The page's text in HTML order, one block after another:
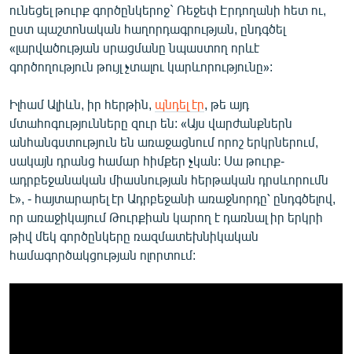
ունեցել թուրք գործընկերոջ` Ռեջեփ Էրդողանի հետ ու,
ըստ պաշտոնական հաղորդագրության, ընդգծել
«լարվածության սրացմանը նպաստող որևէ
գործողություն թույլ չտալու կարևորությունը»:
Իլհամ Ալիևն, իր հերթին, պնդել էր , թե այդ
մտահոգությունները զուր են: «Այս վարժանքներն
անհանգստություն են առաջացնում որոշ երկրներում,
սակայն դրանց համար հիմքեր չկան: Սա թուրք-
ադրբեջանական միասնության հերթական դրսևորումն
է», - հայտարարել էր Ադրբեջանի առաջնորդը՝ ընդգծելով,
որ առաջիկայում Թուրքիան կարող է դառնալ իր երկրի
թիվ մեկ գործընկերը ռազմատեխնիկական
համագործակցության ոլորտում: